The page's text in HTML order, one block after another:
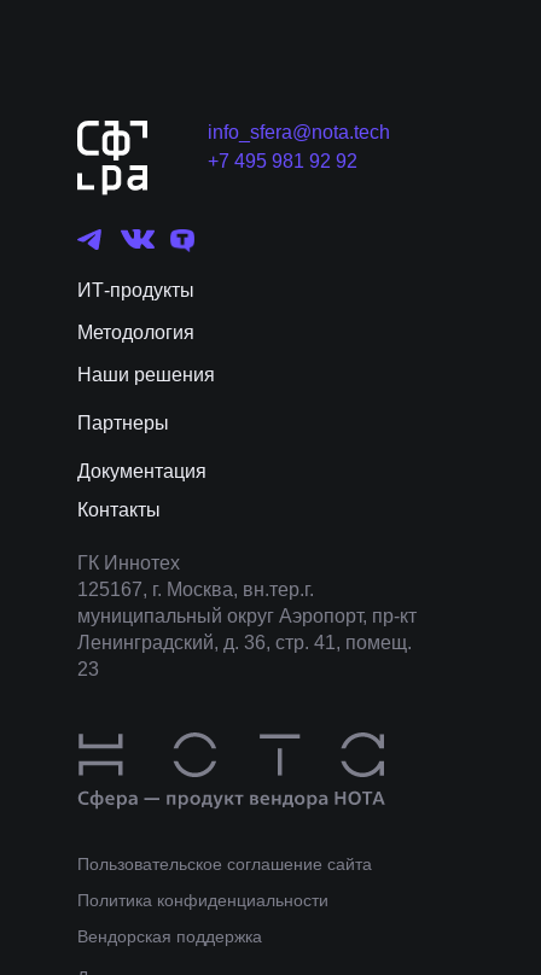
сфере информационных
Компании холдинга начинают
историю с 1992 года
ГК Иннотех
125167, г. Москва, вн.тер.г.
муниципальный округ Аэропорт, пр-кт
Ленинградский, д. 36, стр. 41, помещ.
23
Пользовательское соглашение сайта
Политика конфиденциальности
Вендорская поддержка
info_sfera@nota.tech
+7 495 981 92 92
ИТ-продукты
Методология
Наши решения
Партнеры
Документация
Контакты